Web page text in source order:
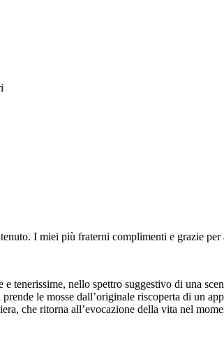
I miei più fraterni complimenti e grazie per
nello spettro suggestivo di una
le mosse dall’originale riscoperta di un
che ritorna all’evocazione della vita nel